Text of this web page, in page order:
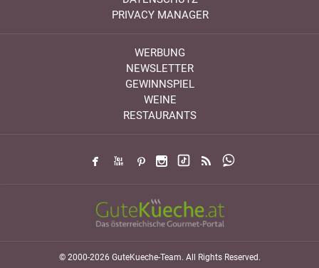
PRIVACY MANAGER
WERBUNG
NEWSLETTER
GEWINNSPIEL
WEINE
RESTAURANTS
© 2000-2026 GuteKueche-Team. All Rights Reserved.